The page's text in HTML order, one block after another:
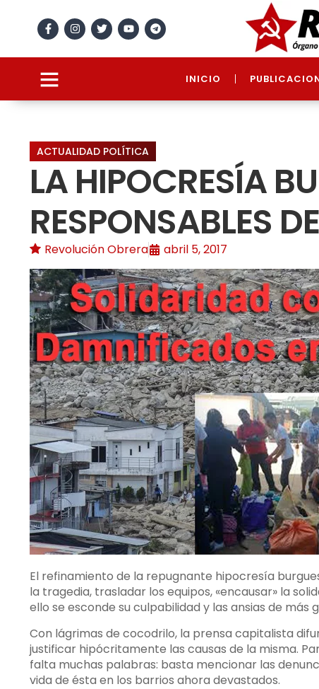
INICIO
ACTUALIDAD POLÍTICA
LA HIPOCRESÍA
RESPONSABLES
Revolución Obrera abril 5, 2017
El refinamiento de la repugnante hipocresía
la tragedia, trasladar los equipos, «encausar» la
ello se esconde su culpabilidad y las ansias de más
Con lágrimas de cocodrilo, la prensa capitalista
justificar hipócritamente las causas de la misma.
falta muchas palabras: basta mencionar las
vida de ésta en los barrios ahora devastados.